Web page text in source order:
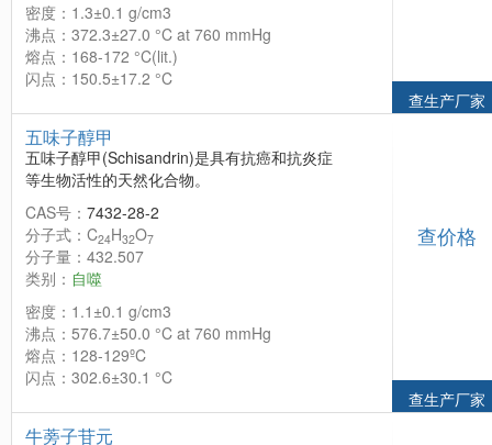
密度：1.3±0.1 g/cm3
沸点：372.3±27.0 °C at 760 mmHg
熔点：168-172 °C(lit.)
闪点：150.5±17.2 °C
查生产厂家
五味子醇甲
五味子醇甲(Schisandrin)是具有抗癌和抗炎症
等生物活性的天然化合物。
CAS号： 7432-28-2
分子式：C24H32O7
分子量：432.507
类别： 自噬
密度：1.1±0.1 g/cm3
沸点：576.7±50.0 °C at 760 mmHg
熔点：128-129ºC
闪点：302.6±30.1 °C
查价格
查生产厂家
牛蒡子苷元